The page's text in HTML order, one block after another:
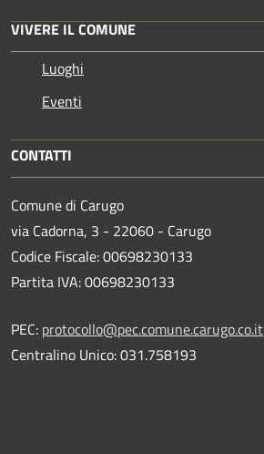
VIVERE IL COMUNE
Luoghi
Eventi
CONTATTI
Comune di Carugo
via Cadorna, 3 - 22060 - Carugo
Codice Fiscale: 00698230133
Partita IVA: 00698230133
PEC: protocollo@pec.comune.carugo.co.it
Centralino Unico: 031.758193